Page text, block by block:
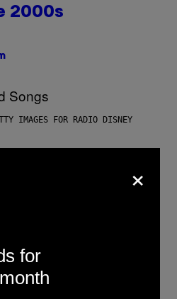
2000s
IMAGES FOR RADIO DISNEY
That Make
Best Friend
×
for